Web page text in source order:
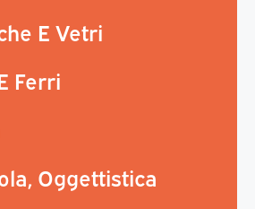
E Vetri
Ferri
Oggettistica